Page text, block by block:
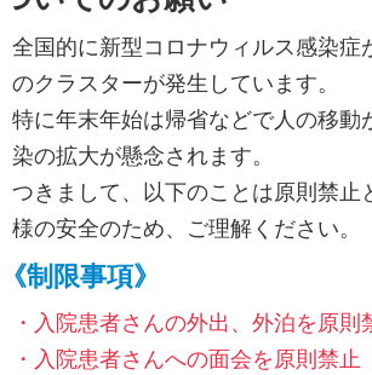
全国的に新型コロナウィルス感染症
のクラスターが発生しています。
特に年末年始は帰省などで人の移動
染の拡大が懸念されます。
つきまして、以下のことは原則禁止
様の安全のため、ご理解ください。
《制限事項》
・入院患者さんの外出、外泊を原則
・入院患者さんへの面会を原則禁止